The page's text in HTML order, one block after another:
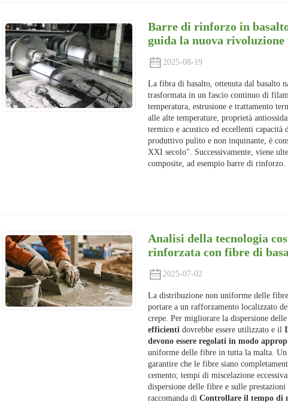
Barre di rinforzo in
guida la nuova
2025-08-19
La fibra di basalto, ottenuta dal basalto
trasformata in un fascio continuo di
temperatura, estrusione e trattamento
alle alte temperature, proprietà
termico e acustico ed eccellenti
produttivo pulito e non inquinante, è
XXI secolo". Successivamente, viene
composite, ad esempio barre di rinforzo.
Analisi della tecnologia
rinforzata con fibre di
2025-07-02
La distribuzione non uniforme delle
portare a un rafforzamento localizzato
crepe. Per migliorare la dispersione
efficienti dovrebbe essere utilizzato e il
devono essere regolati in modo
uniforme delle fibre in tutta la malta. Un
garantire che le fibre siano
cemento; tempi di miscelazione
dispersione delle fibre e sulle
raccomanda di Controllare il tempo di